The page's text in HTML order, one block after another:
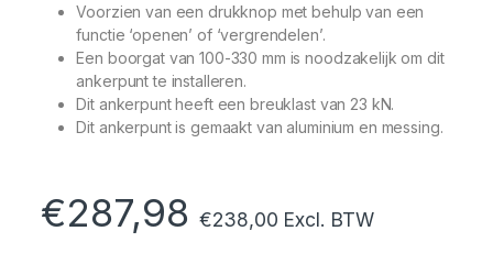
Voorzien van een drukknop met behulp van een
functie ‘openen’ of ‘vergrendelen’.
Een boorgat van 100-330 mm is noodzakelijk om dit
ankerpunt te installeren.
Dit ankerpunt heeft een breuklast van 23 kN.
Dit ankerpunt is gemaakt van aluminium en messing.
€287,98 €238,00 Excl. BTW